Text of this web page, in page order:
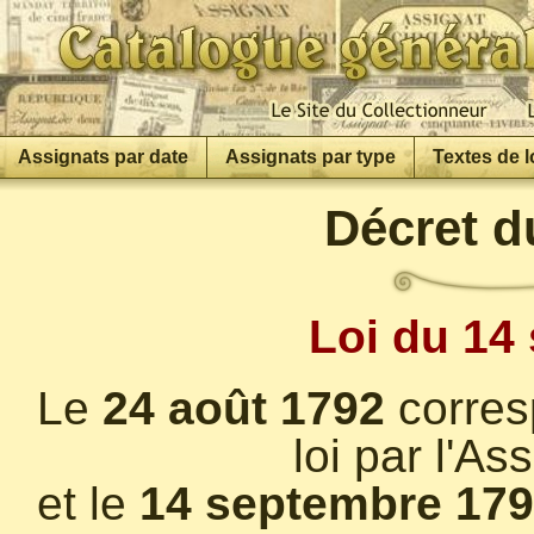
Assignats par date Assignats par type Textes de
Décret
Loi du 14
Le 24 août 1792
loi par
et le 14 septembre